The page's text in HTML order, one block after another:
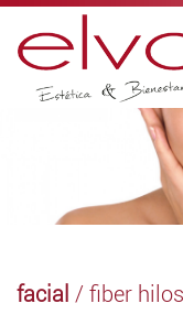
facial / fiber